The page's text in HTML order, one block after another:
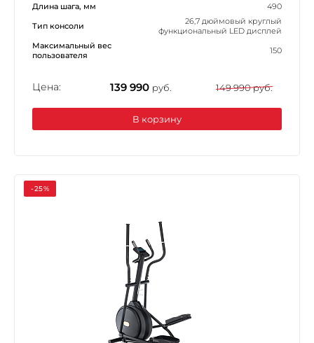
Длина шага, мм
490
Тип консоли
26,7 дюймовый круглый
функциональный LED дисплей
Максимальный вес
пользователя
150
Цена: 139 990 руб. 149 990 руб.
В корзину
-25%